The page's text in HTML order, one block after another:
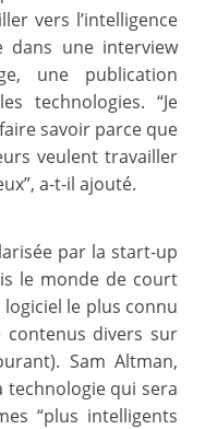
vers l’intelligence
dans une interview
une publication
technologies. “Je
savoir parce que
veulent travailler
a-t-il ajouté.
par la start-up
le monde de court
logiciel le plus connu
contenus divers sur
Sam Altman,
qui sera
“plus intelligents